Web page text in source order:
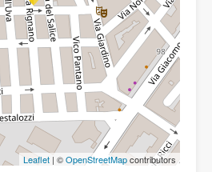
Leaflet | ©OpenStreetMapcontributors